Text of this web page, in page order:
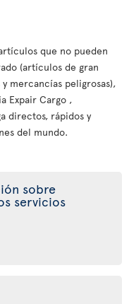
que no pueden
(artículos de gran
mercancías peligrosas),
Expair Cargo ,
directos, rápidos y
del mundo.
sobre
servicios